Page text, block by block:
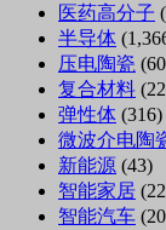
医药高分子
半导体
压电陶瓷
复合材料
弹性体 (316)
微波介电陶
新能源 (43)
智能家居
智能汽车